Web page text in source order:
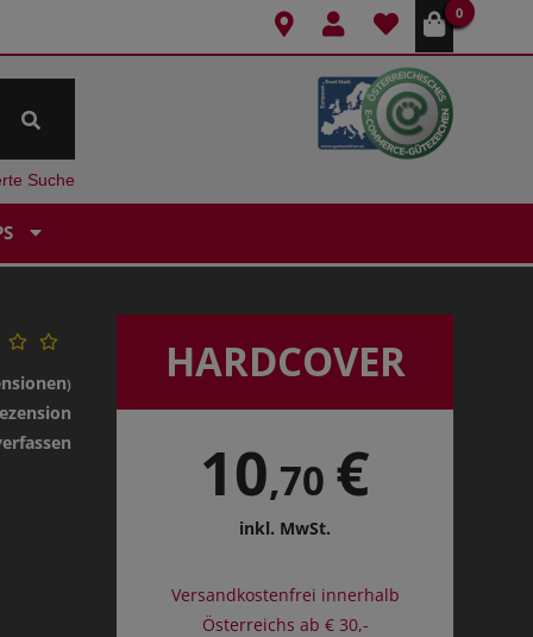
0
Suche
) HARDCOVER
10,70 €
inkl. MwSt.
Versandkostenfrei innerhalb
Österreichs ab € 30,-